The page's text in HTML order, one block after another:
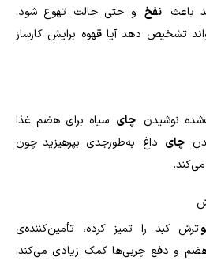
باعث نفخ و حتی حالت تهوع شود.
تشخیص دهد آیا قهوه برایش کارساز
نوشیدن چای سیاه برای هضم غذا
چای داغ به‌طورجدی بپرهیزید چون
.
ترش کبد را تمیز کرده، تأمین‌کننده‌ی
و دفع چربی‌ها کمک زیادی می‌کند.